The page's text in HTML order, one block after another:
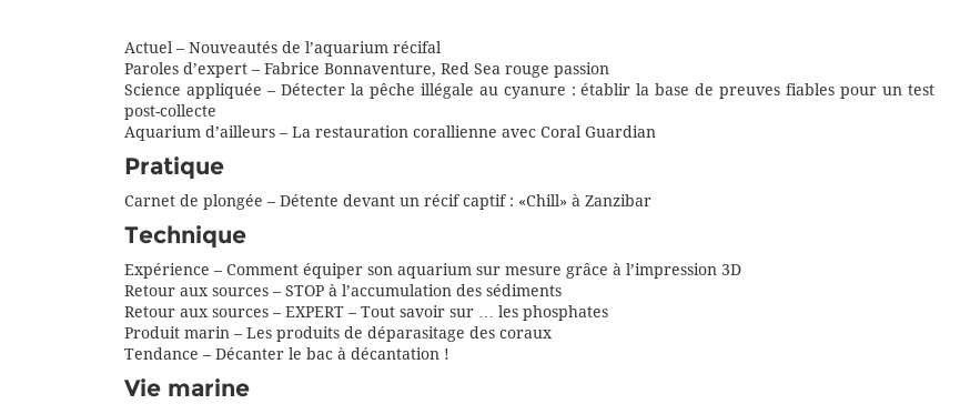
Actuel – Nouveautés de l’aquarium récifal
Paroles d’expert – Fabrice Bonnaventure, Red Sea rouge passion
Science appliquée – Détecter la pêche illégale au cyanure : établir la base de preuves fiables pour un test
post-collecte
Aquarium d’ailleurs – La restauration corallienne avec Coral Guardian
Pratique
Carnet de plongée – Détente devant un récif captif : «Chill» à Zanzibar
Technique
Expérience – Comment équiper son aquarium sur mesure grâce à l’impression 3D
Retour aux sources – STOP à l’accumulation des sédiments
Retour aux sources – EXPERT – Tout savoir sur … les phosphates
Produit marin – Les produits de déparasitage des coraux
Tendance – Décanter le bac à décantation !
Vie marine